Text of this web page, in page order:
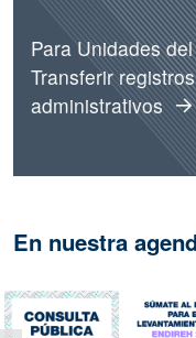
Para Unidades
Transferir registros
administrativos
En nuestra